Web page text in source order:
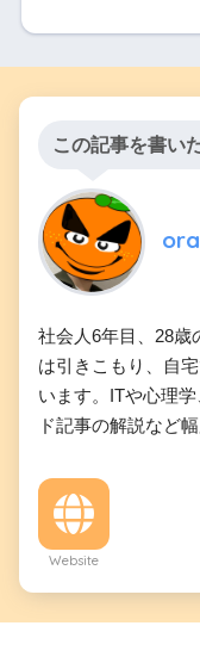
この記事を書い
社会人6年目、28歳
は引きこもり、自
います。ITや心理
ド記事の解説など
Website